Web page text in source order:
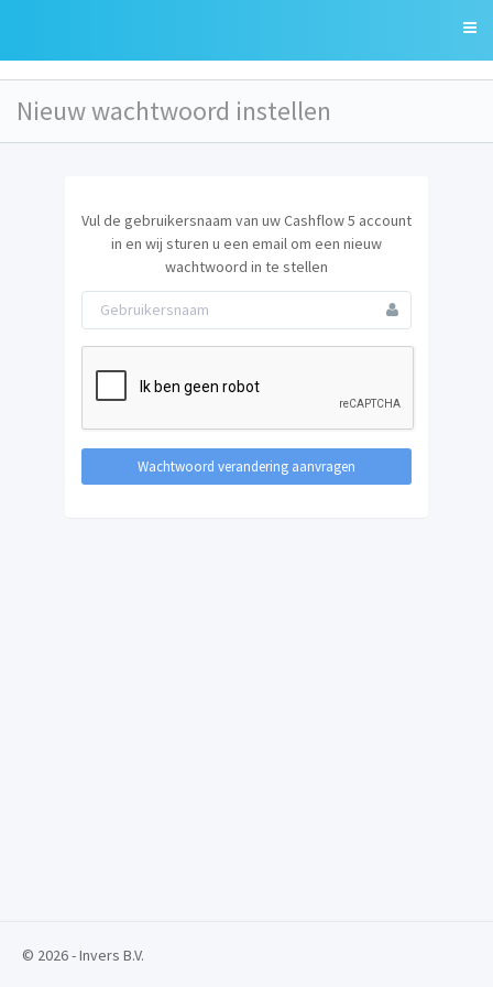
Nieuw wachtwoord instellen
Vul de gebruikersnaam van uw Cashflow 5 account
in en wij sturen u een email om een nieuw
wachtwoord in te stellen
Wachtwoord verandering aanvragen
© 2026 - Invers B.V.